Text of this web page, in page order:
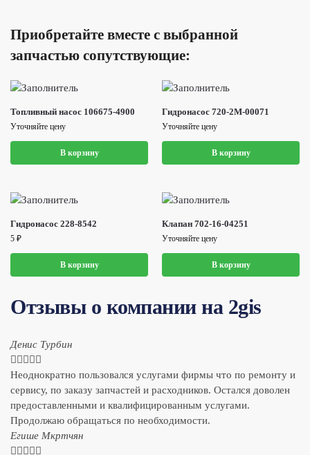
Приобретайте вместе с выбранной
запчастью сопутствующие:
Топливный насос 106675-4900
Уточняйте цену
В корзину
Гидронасос 720-2M-00071
Уточняйте цену
В корзину
Гидронасос 228-8542
5 ₽
В корзину
Клапан 702-16-04251
Уточняйте цену
В корзину
Отзывы о компании на 2gis
Денис Турбин
    
Неоднократно пользовался услугами фирмы что по ремонту и
сервису, по заказу запчастей и расходников. Остался доволен
предоставленными и квалифицированным услугами.
Продолжаю обращаться по необходимости.
​Егише Мкртчян
    